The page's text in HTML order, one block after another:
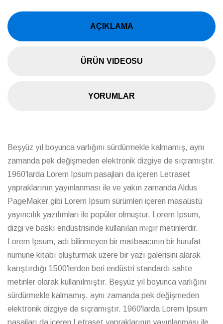
AÇIKLAMA
ÜRÜN VIDEOSU
YORUMLAR
Beşyüz yıl boyunca varlığını sürdürmekle kalmamış, aynı
zamanda pek değişmeden elektronik dizgiye de sıçramıştır.
1960'larda Lorem Ipsum pasajları da içeren Letraset
yapraklarının yayınlanması ile ve yakın zamanda Aldus
PageMaker gibi Lorem Ipsum sürümleri içeren masaüstü
yayıncılık yazılımları ile popüler olmuştur. Lorem Ipsum,
dizgi ve baskı endüstrisinde kullanılan mıgır metinlerdir.
Lorem Ipsum, adı bilinmeyen bir matbaacının bir hurufat
numune kitabı oluşturmak üzere bir yazı galerisini alarak
karıştırdığı 1500'lerden beri endüstri standardı sahte
metinler olarak kullanılmıştır. Beşyüz yıl boyunca varlığını
sürdürmekle kalmamış, aynı zamanda pek değişmeden
elektronik dizgiye de sıçramıştır. 1960'larda Lorem Ipsum